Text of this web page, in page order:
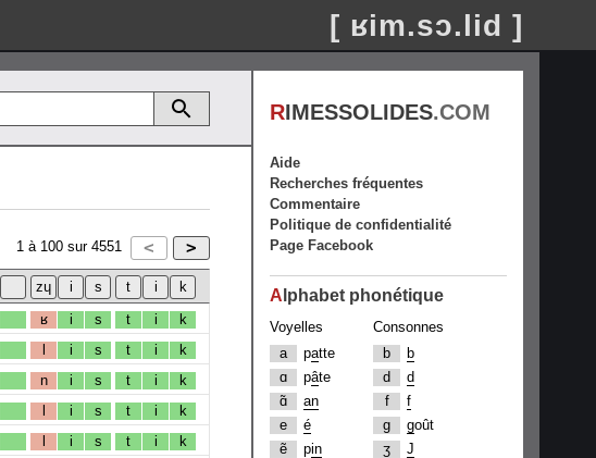
[ ʁim.sɔ.lid ]
1 à 100 sur 4551
ʁ i s t i k
l i s t i k
n i s t i k
l i s t i k
l i s t i k
RIMESSOLIDES.COM
Aide
Recherches fréquentes
Commentaire
Politique de confidentialité
Page Facebook
A lphabet phonétique
Voyelles
a
patte
ɑ
pâte
ɑ̃
an
e
é
ẽ
pin
Consonnes
b
b
d
d
f
f
g
goût
ʒ
J